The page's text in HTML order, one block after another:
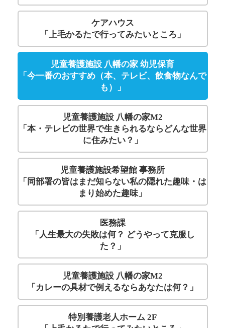
ケアハウス
「上毛かるたで行ってみたいところ」
児童養護施設 八幡の家 幼児保育
「今一番のおすすめ（本、テレビ、飲食物なんで
も）」
児童養護施設 八幡の家M2
「本・テレビの世界で生きられるならどんな世界
に住みたい？」
児童養護施設希望館 事務所
「同部署の皆はまだ知らない私の隠れた趣味・は
まり始めた趣味」
医務課
「人生最大の失敗は何？ どうやって克服し
た？」
児童養護施設 八幡の家M2
「カレーの具材で例えるならあなたは何？」
特別養護老人ホーム 2F